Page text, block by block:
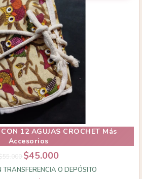
12 AGUJAS CROCHET Más
Accesorios
$45.000
TRANSFERENCIA O DEPÓSITO